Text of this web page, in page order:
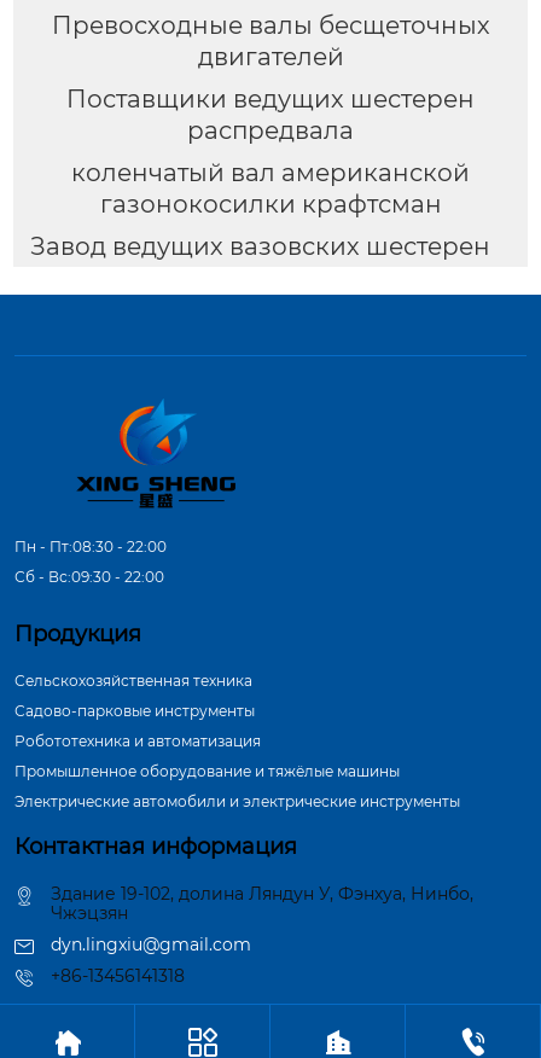
Превосходные валы бесщеточных
двигателей
Поставщики ведущих шестерен
распредвала
коленчатый вал американской
газонокосилки крафтсман
Завод ведущих вазовских шестерен
Пн - Пт:08:30 - 22:00
Сб - Вс:09:30 - 22:00
Продукция
Сельскохозяйственная техника
Садово-парковые инструменты
Робототехника и автоматизация
Промышленное оборудование и тяжёлые машины
Электрические автомобили и электрические инструменты
Контактная информация
Здание 19-102, долина Ляндун У, Фэнхуа, Нинбо,
Чжэцзян
dyn.lingxiu@gmail.com
+86-13456141318
Авторское право©ООО Нинбо Синшэн Шафт Индастри
   